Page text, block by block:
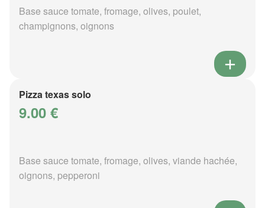
Base sauce tomate, fromage, olives, poulet,
champignons, oignons
Pizza texas solo
9.00 €
Base sauce tomate, fromage, olives, viande hachée,
oignons, pepperoni